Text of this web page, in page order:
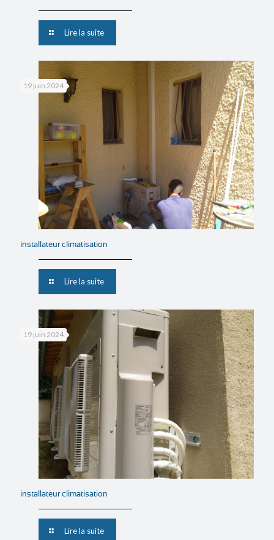
Lire la suite
19 juin 2024
installateur climatisation
Lire la suite
19 juin 2024
installateur climatisation
Lire la suite